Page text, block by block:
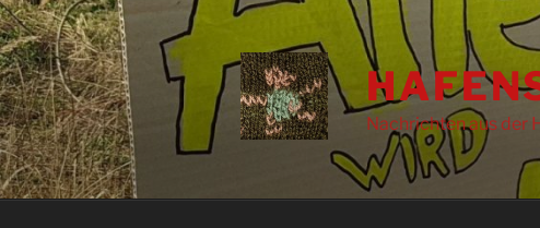
Zum
Inhalt
springen
Nachrichten aus der